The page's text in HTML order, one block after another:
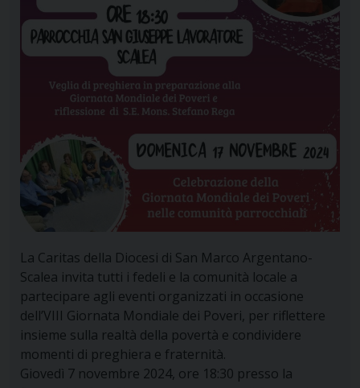
La Caritas della Diocesi di San Marco Argentano-
Scalea invita tutti i fedeli e la comunità locale a
partecipare agli eventi organizzati in occasione
dell’VIII Giornata Mondiale dei Poveri, per riflettere
insieme sulla realtà della povertà e condividere
momenti di preghiera e fraternità.
Giovedì 7 novembre 2024, ore 18:30 presso la